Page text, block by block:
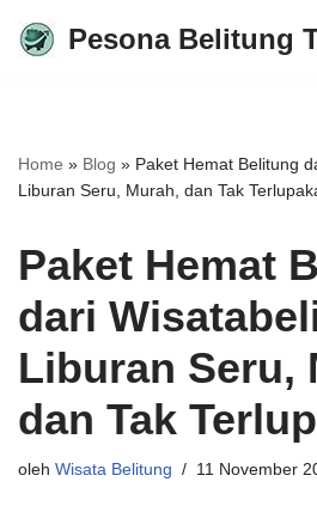
Lompat
Pesona Belitung
Home » Blog » Paket Hemat Belitung
Liburan Seru, Murah, dan Tak
Paket Hemat
dari
Liburan Seru,
dan Tak
oleh Wisata Belitung 11 November